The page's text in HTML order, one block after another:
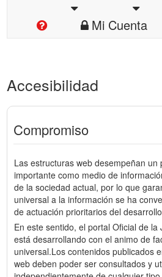
Mi Cuenta
Accesibilidad
Compromiso
Las estructuras web desempeñan un
importante como medio de
de la sociedad actual, por lo que
universal a la información se ha
de actuación prioritarios del
En este sentido, el portal Oficial de
está desarrollando con el animo de
universal.Los contenidos publicados
web deben poder ser consultados y